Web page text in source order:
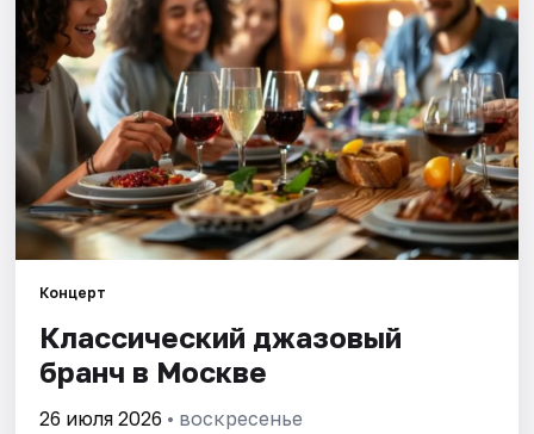
Квесты
Экскурсии
Спорт
События
Города
Площадки
Концерт
Классический джазовый
бранч в Москве
26 июля 2026 • воскресенье